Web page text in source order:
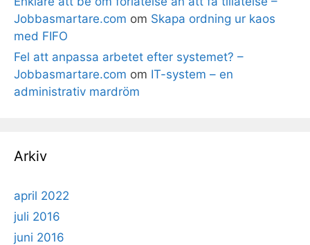
Jobbasmartare.com om Skapa ordning ur kaos
med FIFO
Fel att anpassa arbetet efter systemet? –
Jobbasmartare.com om IT-system – en
administrativ mardröm
Arkiv
april 2022
juli 2016
juni 2016